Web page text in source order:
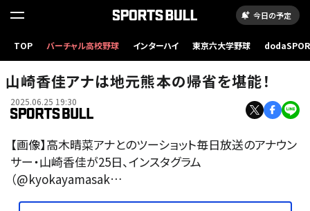
今日の予定
TOP バーチャル高校野球 インターハイ 東京六大学野球
山崎香佳アナは地元熊本の帰省を堪能！
2025.06.25 19:30
【画像】高木晴菜アナとのツーショット毎日放送のアナウン
サー・山崎香佳が25日、インスタグラム
（@kyokayamasak…